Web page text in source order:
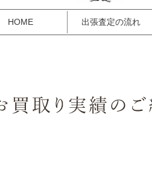
HOME 出張査定の流れ